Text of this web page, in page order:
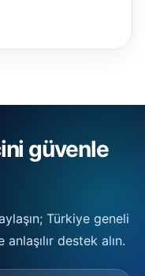
güvenle
Türkiye geneli
destek alın.